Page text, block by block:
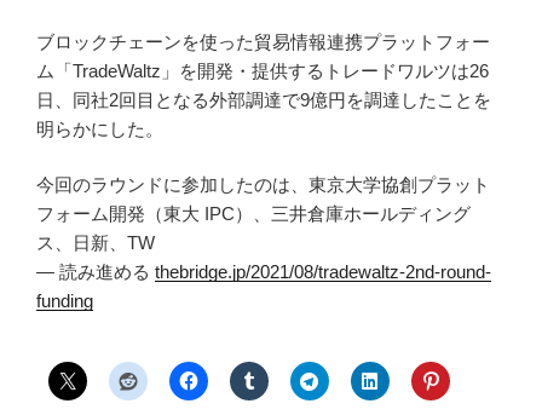
ブロックチェーンを使った貿易情報連携プラットフォー
ム「TradeWaltz」を開発・提供するトレードワルツは26
日、同社2回目となる外部調達で9億円を調達したことを
明らかにした。
今回のラウンドに参加したのは、東京大学協創プラット
フォーム開発（東大 IPC）、三井倉庫ホールディング
ス、日新、TW
— 読み進める thebridge.jp/2021/08/tradewaltz-2nd-round-
funding